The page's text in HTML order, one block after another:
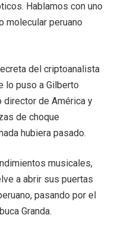
Hablamos con uno
molecular peruano
del criptoanalista
lo puso a Gilberto
director de América y
de choque
hubiera pasado.
musicales,
a abrir sus puertas
pasando por el
Granda.